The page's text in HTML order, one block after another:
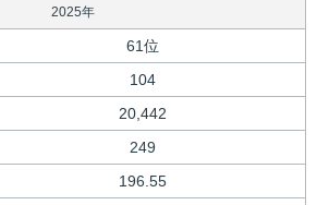
2025年
61位
104
20,442
249
196.55